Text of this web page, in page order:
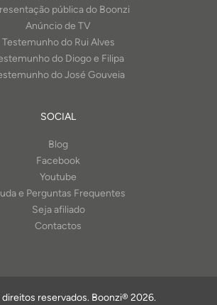
pública do Boonzi
Anúncio de TV
Testemunho do Rui Alves
do Diogo e Filipa
do José Gouveia
SOCIAL
Blog
Facebook
Youtube
e Perguntas Frequentes
Seja afiliado
Contactos
direitos reservados. Boonzi® 2026.